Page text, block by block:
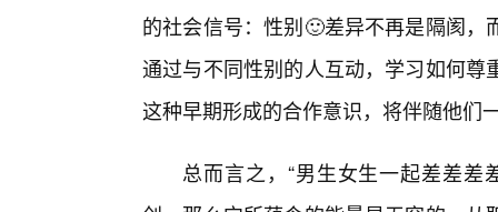
的社会信号：性别🙂差异不再是隔阂
通过与不同性别的人互动，学习如何
这种早期形成的合作意识，将伴随他们
总而言之，“男生女生一起差差